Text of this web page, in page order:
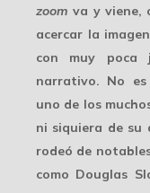
zoom va y viene,
acercar la
con muy poca
narrativo. No
uno de los
ni siquiera de su
rodeó de
como Douglas